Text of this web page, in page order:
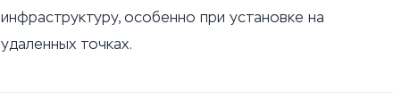
инфраструктуру, особенно при установке на
удаленных точках.